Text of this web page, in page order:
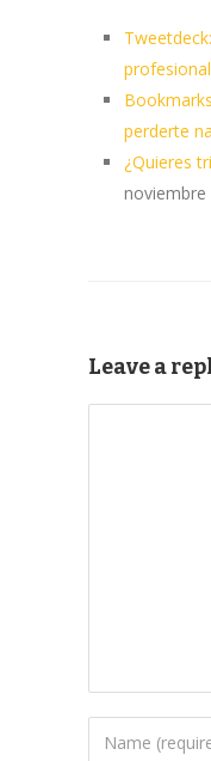
profesional
perderte
¿Quieres
noviembre
Leave a